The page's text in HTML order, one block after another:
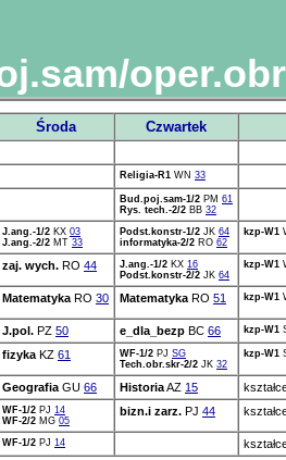
Środa Czwartek
Religia-R1 WN 33
Bud.poj.sam-1/2 PM 61
Rys. tech.-2/2 BB 32
J.ang.-1/2 KX 03
J.ang.-2/2 MT 33
Podst.konstr-1/2 JK 64
informatyka-2/2 RO 62
kzp-W1
zaj. wych. RO 44 J.ang.-1/2 KX 16
Podst.konstr-2/2 JK 64
kzp-W1
Matematyka RO 30 Matematyka RO 51 kzp-W1
J.pol. PZ 50 e_dla_bezp BC 66 kzp-W1
fizyka KZ 61 WF-1/2 PJ SG
Tech.obr.skr-2/2 JK 32
kzp-W1
Geografia GU 66 HistoriaAZ 15
WF-1/2 PJ 14
WF-2/2 MG 05
bizn.i zarz. PJ 44
WF-1/2 PJ 14